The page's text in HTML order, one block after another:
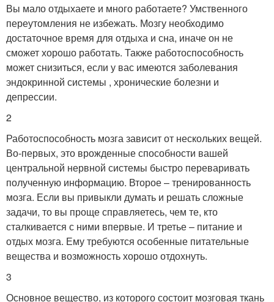
Вы мало отдыхаете и много работаете? Умственного
переутомления не избежать. Мозгу необходимо
достаточное время для отдыха и сна, иначе он не
сможет хорошо работать. Также работоспособность
может снизиться, если у вас имеются заболевания
эндокринной системы , хронические болезни и
депрессии.
2
Работоспособность мозга зависит от нескольких вещей.
Во-первых, это врожденные способности вашей
центральной нервной системы быстро переваривать
полученную информацию. Второе – тренированность
мозга. Если вы привыкли думать и решать сложные
задачи, то вы проще справляетесь, чем те, кто
сталкивается с ними впервые. И третье – питание и
отдых мозга. Ему требуются особенные питательные
вещества и возможность хорошо отдохнуть.
3
Основное вещество, из которого состоит мозговая ткань